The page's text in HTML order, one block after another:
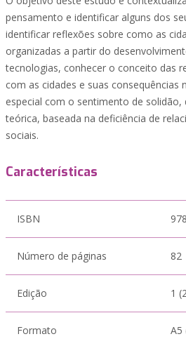
pensamento e identificar alguns dos
identificar reflexões sobre como as
organizadas a partir do
tecnologias, conhecer o conceito das
com as cidades e suas consequências
especial com o sentimento de
teórica, baseada na deficiência de
sociais.
Características
ISBN
Número de páginas 82
Edição 1
Formato A5